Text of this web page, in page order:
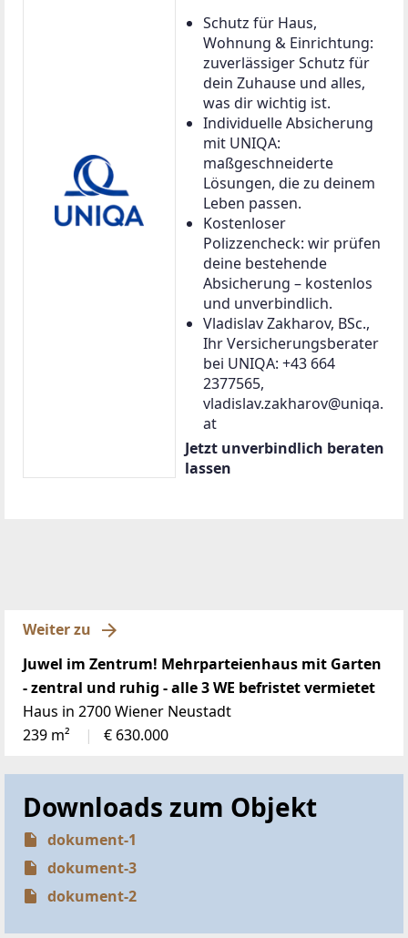
Schutz für Haus,
Wohnung & Einrichtung:
zuverlässiger Schutz für
dein Zuhause und alles,
was dir wichtig ist.
Individuelle Absicherung
mit UNIQA:
maßgeschneiderte
Lösungen, die zu deinem
Leben passen.
Kostenloser
Polizzencheck: wir prüfen
deine bestehende
Absicherung – kostenlos
und unverbindlich.
Vladislav Zakharov, BSc.,
Ihr Versicherungsberater
bei UNIQA: +43 664
2377565,
vladislav.zakharov@uniqa.
at
Jetzt unverbindlich beraten
lassen
Weiter zu
Juwel im Zentrum! Mehrparteienhaus mit Garten
- zentral und ruhig - alle 3 WE befristet vermietet
Haus in 2700 Wiener Neustadt
239 m²
€ 630.000
Downloads zum Objekt
dokument-1
dokument-3
dokument-2